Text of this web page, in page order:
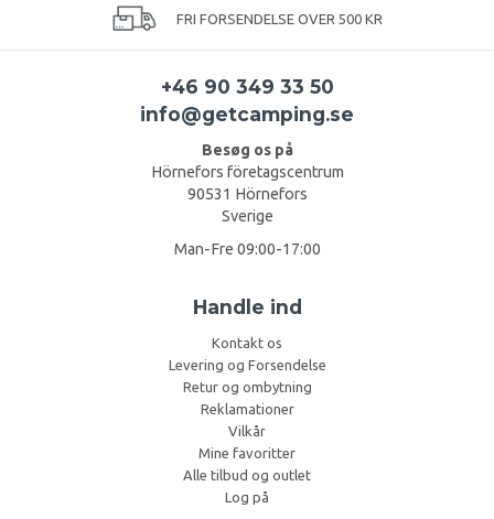
FRI FORSENDELSE OVER 500 KR
+46 90 349 33 50
info@getcamping.se
Besøg os på
Hörnefors företagscentrum
90531 Hörnefors
Sverige
Man-Fre 09:00-17:00
Handle ind
Kontakt os
Levering og Forsendelse
Retur og ombytning
Reklamationer
Vilkår
Mine favoritter
Alle tilbud og outlet
Log på